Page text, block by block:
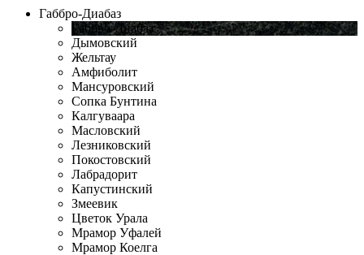
Габбро-Диабаз
Габбро-Диабаз
Дымовский
Жельтау
Амфиболит
Мансуровский
Сопка Бунтина
Калгуваара
Масловский
Лезниковский
Покостовский
Лабрадорит
Капустинский
Змеевик
Цветок Урала
Мрамор Уфалей
Мрамор Коелга